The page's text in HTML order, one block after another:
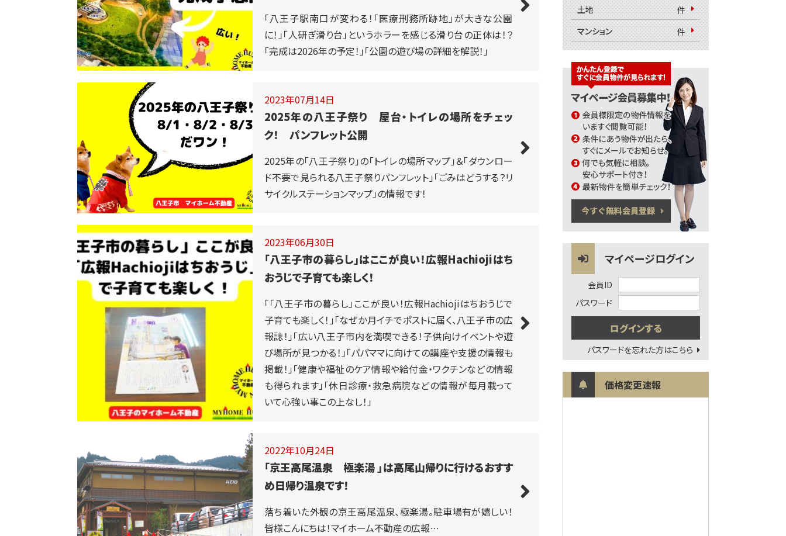
「八王子駅南口が変わる！「医療刑務所跡地」が大きな公園
に！」「人研ぎ滑り台」というホラーを感じる滑り台の正体は！？
「完成は2026年の予定！」「公園の遊び場の詳細を解説！」
2023年07月14日
2025年の八王子祭り 屋台・トイレの場所をチェッ
ク！ パンフレット公開
2025年の「八王子祭り」の「トイレの場所マップ」＆「ダウンロー
ド不要で見られる八王子祭りパンフレット」「ごみはどうする？リ
サイクルステーションマップ」の情報です！
2023年06月30日
「八王子市の暮らし」はここが良い！広報Hachiojiはち
おうじで子育ても楽しく！
「「八王子市の暮らし」ここが良い！広報Hachiojiはちおうじで
子育ても楽しく！」「なぜか月イチでポストに届く、八王子市の広
報誌！」「広い八王子市内を満喫できる！子供向けイベントや遊
び場所が見つかる！」「パパママに向けての講座や支援の情報も
掲載！」「健康や福祉のケア情報や給付金・ワクチンなどの情報
も得られます」「休日診療・救急病院などの情報が毎月載って
いて心強い事この上なし！」
2022年10月24日
「京王高尾温泉 極楽湯 」は高尾山帰りに行けるおすす
め日帰り温泉です！
落ち着いた外観の京王高尾温泉、極楽湯。駐車場有が嬉しい！
皆様こんにちは！マイホーム不動産の広報…
土地
件
マンション
件
マイページログイン
会員ID
パスワード
パスワードを忘れた方はこちら
価格変更速報